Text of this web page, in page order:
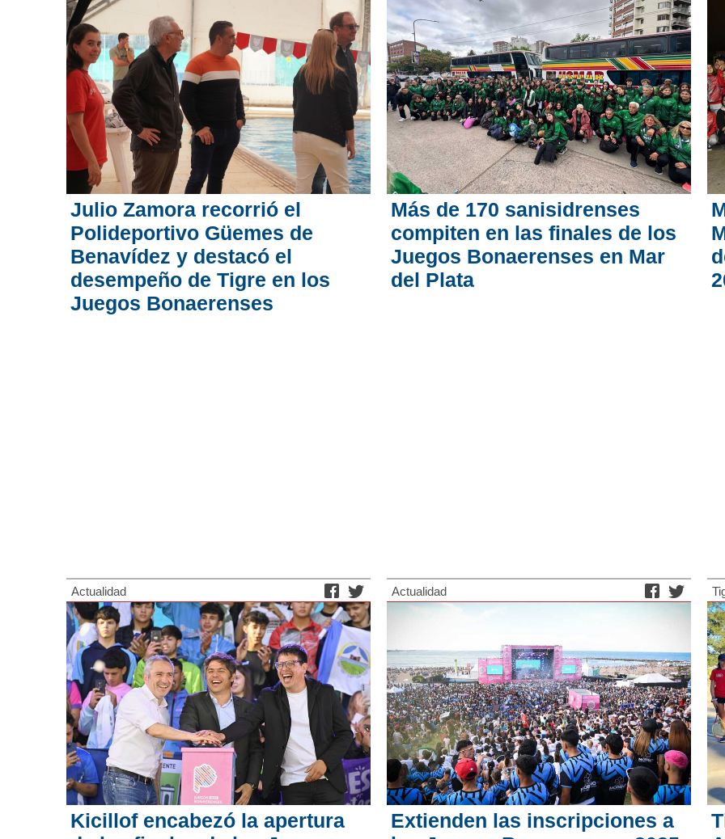
Julio Zamora recorrió el
Polideportivo Güemes de
Benavídez y destacó el
desempeño de Tigre en los
Juegos Bonaerenses
Más de 170 sanisidrenses
compiten en las finales de los
Juegos Bonaerenses en Mar
del Plata
Actualidad
Kicillof encabezó la apertura
Actualidad
Extienden las inscripciones a